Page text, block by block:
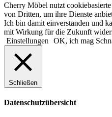
Cherry Möbel nutzt
von Dritten, um ihre Dienste
Ich bin damit einverstanden und
mit Wirkung für die Zukunft
Einstellungen
OK, ich mag
Schließen
Datenschutzübersicht